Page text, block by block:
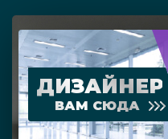
ДИЗАЙНЕР
ВАМ СЮДА